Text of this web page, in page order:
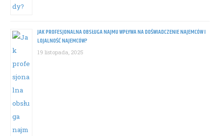
JAK PROFESJONALNA OBSŁUGA NAJMU WPŁYWA NA DOŚWIADCZENIE NAJEMCÓW I
LOJALNOŚĆ NAJEMCÓW?
19 listopada, 2025